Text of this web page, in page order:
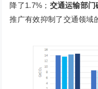
降了1.7%； 交通运输部门
推广有效抑制了交通领域